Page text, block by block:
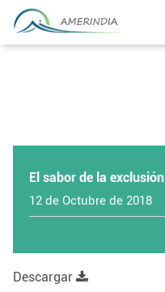
El sabor de la exclusión
12 de Octubre de 2018
Descargar